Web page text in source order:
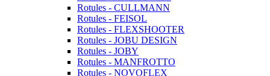
Rotules - CULLMANN
Rotules - FEISOL
Rotules - FLEXSHOOTER
Rotules - JOBU DESIGN
Rotules - JOBY
Rotules - MANFROTTO
Rotules - NOVOFLEX